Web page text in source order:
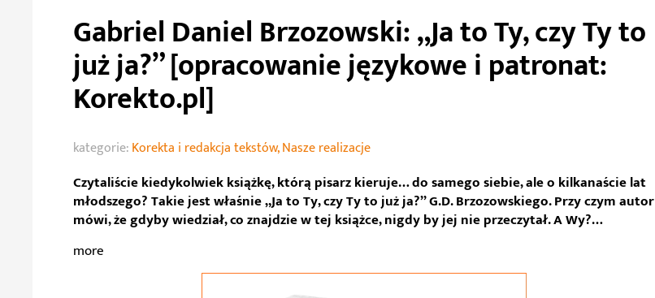
Gabriel Daniel Brzozowski: „Ja to Ty, czy Ty to
już ja?” [opracowanie językowe i patronat:
Korekto.pl]
kategorie:Korekta i redakcja tekstów,Nasze realizacje
Czytaliście kiedykolwiek książkę, którą pisarz kieruje… do samego siebie, ale o kilkanaście lat
młodszego? Takie jest właśnie „Ja to Ty, czy Ty to już ja?” G.D. Brzozowskiego. Przy czym autor
mówi, że gdyby wiedział, co znajdzie w tej książce, nigdy by jej nie przeczytał. A Wy?…
more